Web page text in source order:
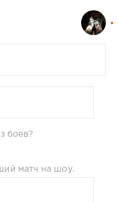
боев?
матч на шоу.